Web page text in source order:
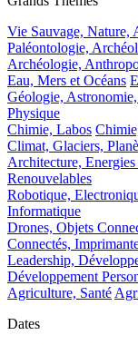
Vie Sauvage, Nature,
Paléontologie,
Archéologie,
Eau, Mers et Océans
Géologie,
Physique
Chimie, Labos
Climat, Glaciers,
Architecture,
Renouvelables
Robotique,
Informatique
Drones, Objets
Connectés,
Leadership,
Développement
Agriculture, Santé
Dates